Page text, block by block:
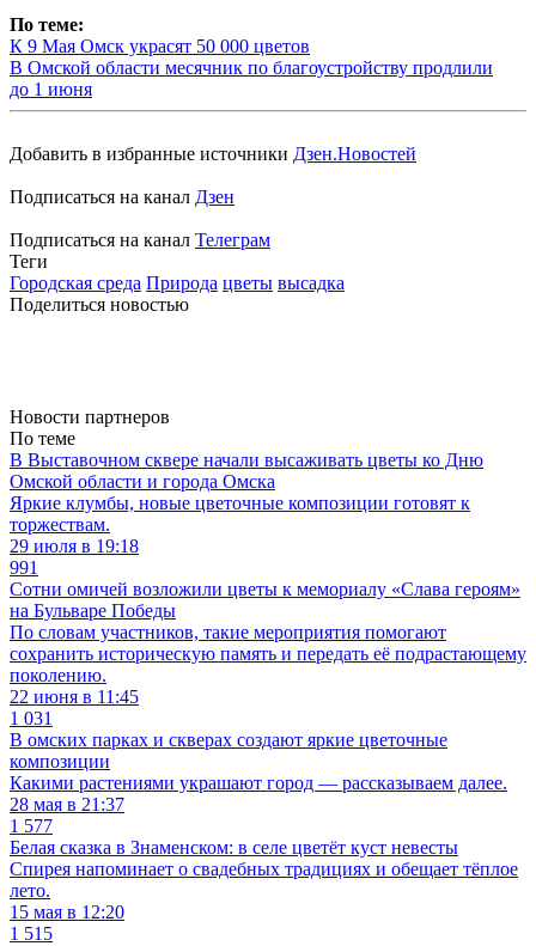
По теме:
К 9 Мая Омск украсят 50 000 цветов
В Омской области месячник по благоустройству продлили
до 1 июня
Добавить в избранные источники Дзен.Новостей
Подписаться на канал Дзен
Подписаться на канал Телеграм
Теги
Городская среда Природа цветы высадка
Поделиться новостью
Новости партнеров
По теме
В Выставочном сквере начали высаживать цветы ко Дню
Омской области и города Омска
Яркие клумбы, новые цветочные композиции готовят к
торжествам.
29 июля в 19:18
991
Сотни омичей возложили цветы к мемориалу «Слава героям»
на Бульваре Победы
По словам участников, такие мероприятия помогают
сохранить историческую память и передать её подрастающему
поколению.
22 июня в 11:45
1 031
В омских парках и скверах создают яркие цветочные
композиции
Какими растениями украшают город — рассказываем далее.
28 мая в 21:37
1 577
Белая сказка в Знаменском: в селе цветёт куст невесты
Спирея напоминает о свадебных традициях и обещает тёплое
лето.
15 мая в 12:20
1 515